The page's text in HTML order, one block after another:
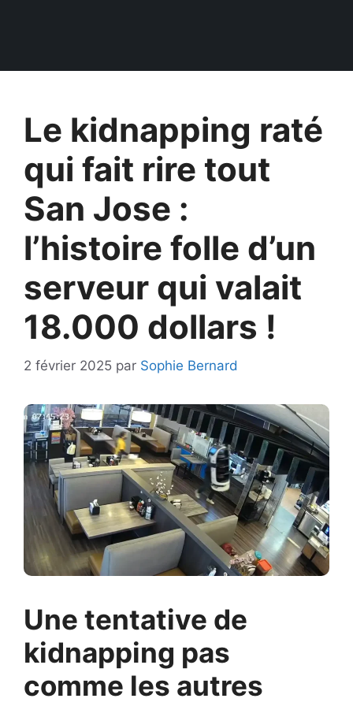
Le kidnapping raté
qui fait rire tout
San Jose :
l’histoire folle d’un
serveur qui valait
18.000 dollars !
2 février 2025 par Sophie Bernard
Une tentative de
kidnapping pas
comme les autres